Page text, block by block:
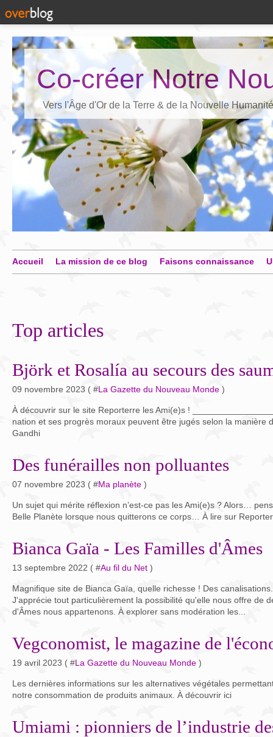
Co-créer Notre
Vers l'Âge d'Or de la Terre & de la Nouvelle Humanité
Accueil La mission de ce blog Faisons connaissance
Top articles
Björk et Rosalía au secours des
09 novembre 2023 ( #La Gazette du Nouveau Monde )
À découvrir sur le site Reporterre les Ami(e)s !
nation et ses progrès moraux peuvent être jugés selon la
Gandhi
Des funérailles non polluantes
07 novembre 2023 ( #Ma planète )
Un sujet qui mérite réflexion n’est-ce pas les Ami(e)s ? Alors…
Belle Planète lorsque nous quitterons ce corps… À lire sur
Bianca Gaïa - Les Familles d'Âmes
13 septembre 2022 ( #Au fil du Net )
Magnifique site de Bianca Gaïa, quelle richesse ! Des
J'apprécie tout particulièrement la possibilité qu'elle nous offre de
d'Âmes nous appartenons. À explorer sans modération les...
Vegconomist, le magazine de
19 avril 2023 ( #La Gazette du Nouveau Monde )
Les dernières informations sur les alternatives végétales
notre consommation de produits animaux. À découvrir ici
Umiami : pionniers de l’industrie